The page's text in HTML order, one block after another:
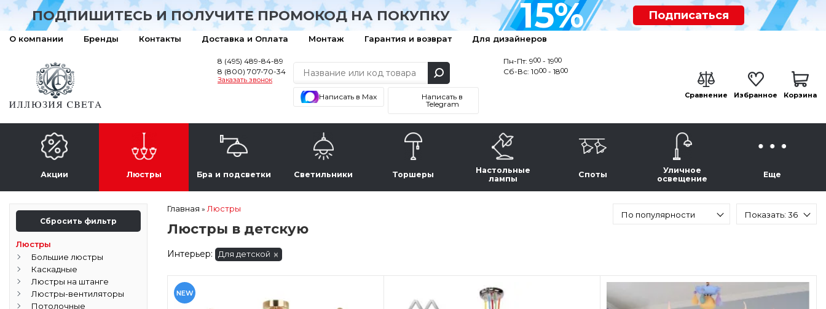
ПОДПИШИТЕСЬ И ПОЛУЧИТЕ ПРОМОКОД НА ПОКУПКУ 15% Подписаться
О компании Бренды Контакты Доставка и Оплата Монтаж Гарантия и возврат Для дизайнеров
8 (495) 489-84-89
8 (800) 707-70-34
Заказать звонок
Написать в Max
Написать в
Telegram
Пн-Пт: 900 - 1900
Сб-Вс: 1000 - 1800
Сравнение Избранное Корзина
Акции Люстры Бра и подсветки Светильники Торшеры
Настольные
лампы
Споты
Уличное
освещение
Еще
Сбросить фильтр
Люстры
Большие люстры
Каскадные
Люстры на штанге
Люстры-вентиляторы
Потолочные
Главная »Люстры
Люстры в детскую
По популярности Показать: 36
Интерьер: Для детской
NEW